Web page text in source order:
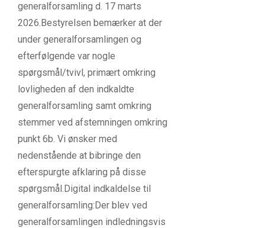
generalforsamling d. 17 marts
2026.Bestyrelsen bemærker at der
under generalforsamlingen og
efterfølgende var nogle
spørgsmål/tvivl, primært omkring
lovligheden af den indkaldte
generalforsamling samt omkring
stemmer ved afstemningen omkring
punkt 6b. Vi ønsker med
nedenstående at bibringe den
efterspurgte afklaring på disse
spørgsmål.Digital indkaldelse til
generalforsamling:Der blev ved
generalforsamlingen indledningsvis